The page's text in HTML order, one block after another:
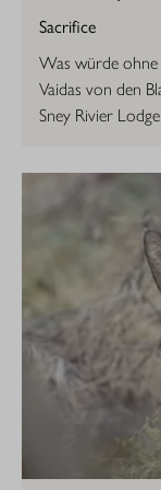
Sacrifice
Was würde ohne
Vaidas von den
Sney Rivier